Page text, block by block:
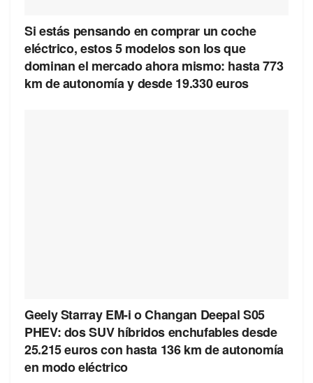
Si estás pensando en comprar un coche
eléctrico, estos 5 modelos son los que
dominan el mercado ahora mismo: hasta 773
km de autonomía y desde 19.330 euros
Geely Starray EM-i o Changan Deepal S05
PHEV: dos SUV híbridos enchufables desde
25.215 euros con hasta 136 km de autonomía
en modo eléctrico